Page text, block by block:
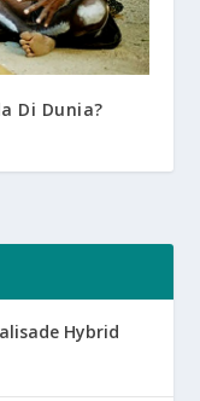
Di Dunia?
Hybrid